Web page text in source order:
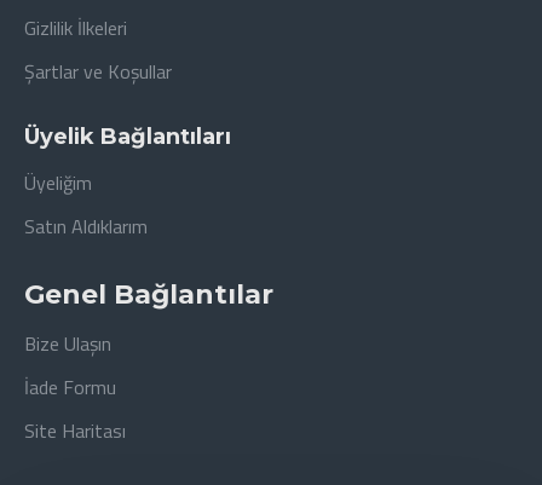
Gizlilik İlkeleri
Şartlar ve Koşullar
Üyelik Bağlantıları
Üyeliğim
Satın Aldıklarım
Genel Bağlantılar
Bize Ulaşın
İade Formu
Site Haritası